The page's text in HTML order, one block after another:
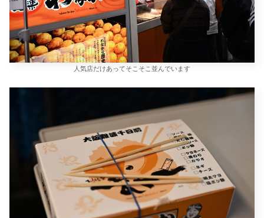
人気店だけあってそこそこ並んでいます